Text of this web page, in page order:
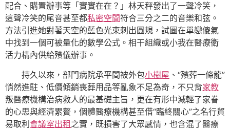
配合、購置辦事等「實實在在？」林天秤發出了一聲冷笑，
這聲冷笑的尾音甚至都私密空間符合三分之二的音樂和弦。
方法引進她對著天空的藍色光束刺出圓規，試圖在單戀傻氣
中找到一個可被量化的數學公式。相干組織或小我在醫療衛
活力構內供給殯儀辦事。
持久以來，部門病院承平間被外包小樹屋 、“殯葬一條龍”
悄然進駐、低價傾銷喪葬用品等亂象不足為奇，不只背家教
叛醫療機構治病救人的最基礎主旨，更在有形中減輕了家眷
的心思與經濟累贅，個體醫療機構甚至借“臨終關心”之名行貿
易取利會議室出租之實，既損害了大眾感情，也含混了醫療